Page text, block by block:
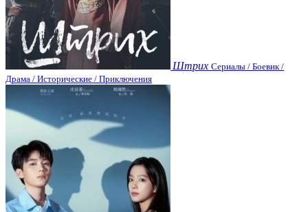
Штрих Сериалы / Боевик /
Драма / Исторические / Приключения